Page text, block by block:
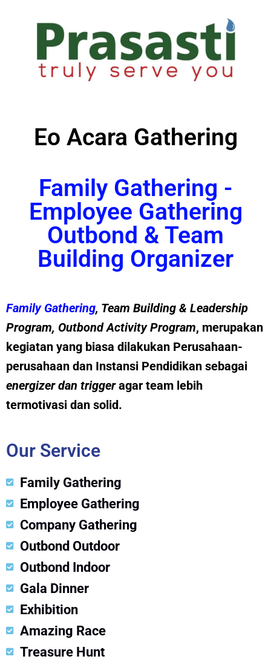
Eo Acara Gathering
Family Gathering -
Employee Gathering
Outbond & Team
Building Organizer
Family Gathering, Team Building & Leadership
Program, Outbond Activity Program, merupakan
kegiatan yang biasa dilakukan Perusahaan-
perusahaan dan Instansi Pendidikan sebagai
energizer dan triggeragar team lebih
termotivasi dan solid.
Our Service
Family Gathering
Employee Gathering
Company Gathering
Outbond Outdoor
Outbond Indoor
Gala Dinner
Exhibition
Amazing Race
Treasure Hunt